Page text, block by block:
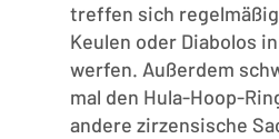
treffen sich
Keulen oder Diabolos
werfen. Außerdem
mal den Hula-Hoop-
andere zirzensische